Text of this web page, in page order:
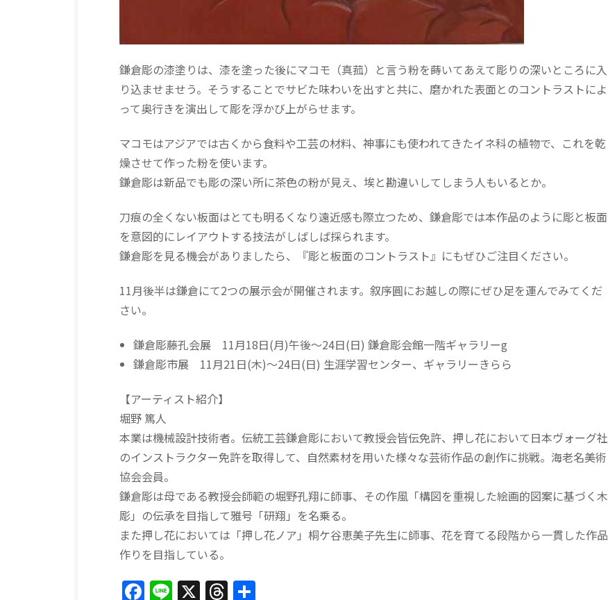
鎌倉彫の漆塗りは、漆を塗った後にマコモ（真菰）と言う粉を蒔いてあえて彫りの深いところに入
り込ませませう。そうすることでサビた味わいを出すと共に、磨かれた表面とのコントラストによ
って奥行きを演出して彫を浮かび上がらせます。
マコモはアジアでは古くから食料や工芸の材料、神事にも使われてきたイネ科の植物で、これを乾
燥させて作った粉を使います。
鎌倉彫は新品でも彫の深い所に茶色の粉が見え、埃と勘違いしてしまう人もいるとか。
刀痕の全くない板面はとても明るくなり遠近感も際立つため、鎌倉彫では本作品のように彫と板面
を意図的にレイアウトする技法がしばしば採られます。
鎌倉彫を見る機会がありましたら、『彫と板面のコントラスト』にもぜひご注目ください。
11月後半は鎌倉にて2つの展示会が開催されます。叙序圓にお越しの際にぜひ足を運んでみてくだ
さい。
鎌倉彫藤孔会展 11月18日(月)午後〜24日(日) 鎌倉彫会館一階ギャラリーg
鎌倉彫市展 11月21日(木)〜24日(日) 生涯学習センター、ギャラリーきらら
【アーティスト紹介】
堀野 篤人
本業は機械設計技術者。伝統工芸鎌倉彫において教授会皆伝免許、押し花において日本ヴォーグ社
のインストラクター免許を取得して、自然素材を用いた様々な芸術作品の創作に挑戦。海老名美術
協会会員。
鎌倉彫は母である教授会師範の堀野孔翔に師事、その作風「構図を重視した絵画的図案に基づく木
彫」の伝承を目指して雅号「研翔」を名乗る。
また押し花においては「押し花ノア」桐ケ谷恵美子先生に師事、花を育てる段階から一貫した作品
作りを目指している。
F Li X T